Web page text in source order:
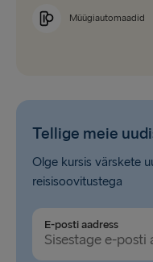
Müügiautomaadid
Tellige meie
Olge kursis värskete
reisisoovitustega
E-posti aadress